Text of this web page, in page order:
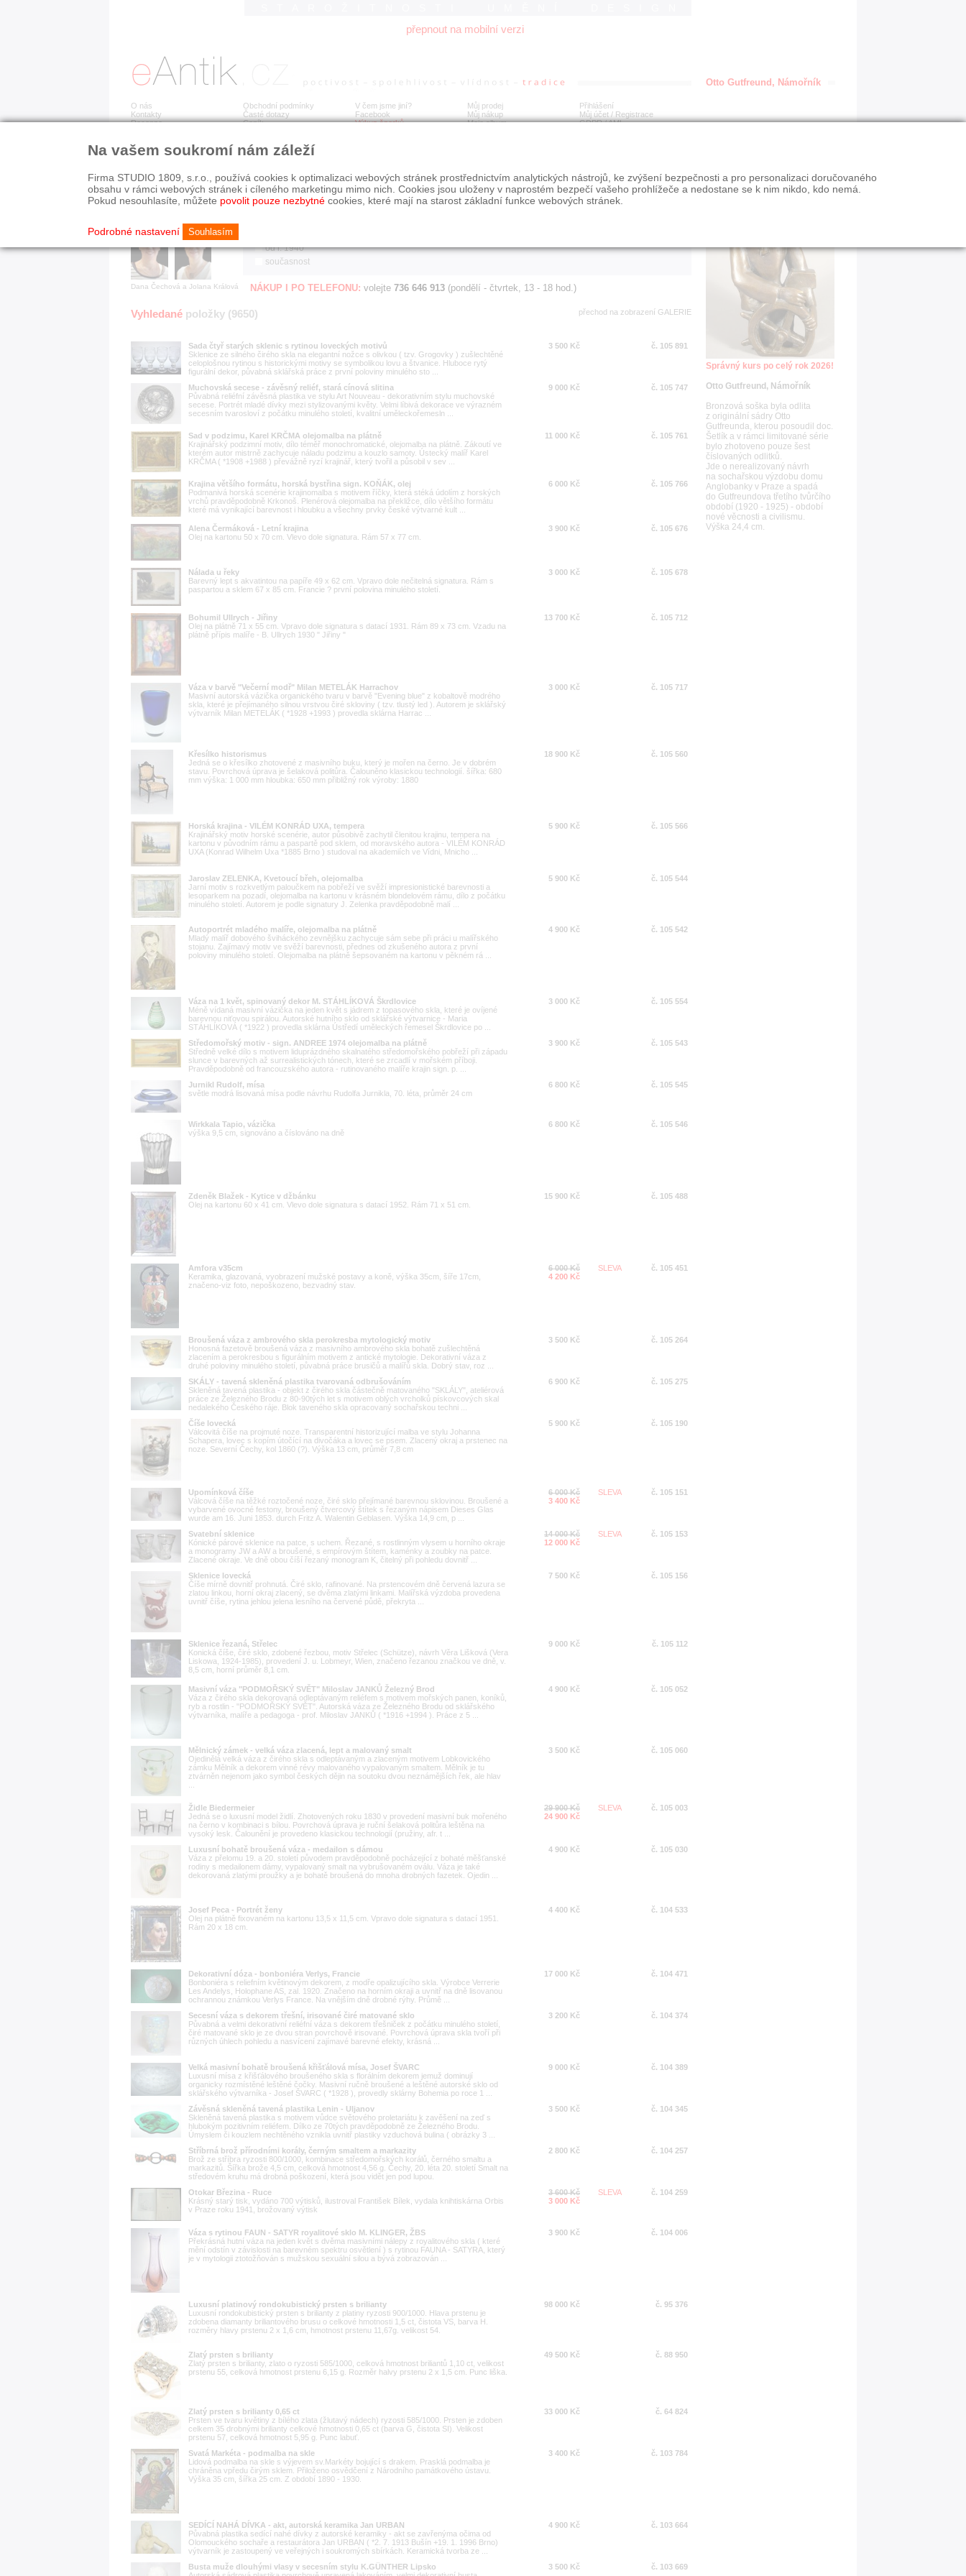
přepnout na mobilní verzi
O nás
Kontakty
Recenze
Obchodní podmínky
Časté dotazy
Ceník
V čem jsme jiní?
Facebook
Výkup šperků
Můj prodej
Můj nákup
Moje album
Přihlášení
Můj účet / Registrace
GDPR/AML
Jsme prověřená firma
Zákazníci u nás oceňují:
■ odborné zázemí
■ bezpečné prostředí
Dana Čechová a Jolana Králová
RYCHLÉ HLEDÁNÍ
HISTORICKÉ OBDOBÍ
všechno
před r. 1800
od r. 1940
současnost
STÁŘÍ NABÍDKY
všechno
jen poslední den
ŘAZENÍ
nejnovější napřed
podle cen sestupně
SLEVY
jen slevy
NÁKUP I PO TELEFONU: volejte 736 646 913 (pondělí - čtvrtek, 13 - 18 hod.)
Vyhledané položky (9650) přechod na zobrazení GALERIE
Sada čtyř starých sklenic s rytinou loveckých motivů
Sklenice ze silného čirého skla na elegantní nožce s olivkou ( tzv. Grogovky ) zušlechtěné
celoplošnou rytinou s historickými motivy se symbolikou lovu a štvanice. Hluboce rytý
figurální dekor, půvabná sklářská práce z první poloviny minulého sto ...
3 500 Kč č. 105 891
Muchovská secese - závěsný reliéf, stará cínová slitina
Půvabná reliéfní závěsná plastika ve stylu Art Nouveau - dekorativním stylu muchovské
secese. Portrét mladé dívky mezi stylizovanými květy. Velmi líbivá dekorace ve výrazném
secesním tvarosloví z počátku minulého století, kvalitní uměleckořemesln ...
9 000 Kč č. 105 747
Sad v podzimu, Karel KRČMA olejomalba na plátně
Krajinářský podzimní motiv, dílo téměř monochromatické, olejomalba na plátně. Zákoutí ve
kterém autor mistrně zachycuje náladu podzimu a kouzlo samoty. Ústecký malíř Karel
KRČMA ( *1908 +1988 ) převážně ryzí krajinář, který tvořil a působil v sev ...
11 000 Kč č. 105 761
Krajina většího formátu, horská bystřina sign. KOŇÁK, olej
Podmanivá horská scenérie krajinomalba s motivem říčky, která stéká údolím z horských
vrchů pravděpodobně Krkonoš. Plenérová olejomalba na překližce, dílo většího formátu
které má vynikající barevnost i hloubku a všechny prvky české výtvarné kult ...
6 000 Kč č. 105 766
Alena Čermáková - Letní krajina
Olej na kartonu 50 x 70 cm. Vlevo dole signatura. Rám 57 x 77 cm.
3 900 Kč č. 105 676
Nálada u řeky
Barevný lept s akvatintou na papíře 49 x 62 cm. Vpravo dole nečitelná signatura. Rám s
paspartou a sklem 67 x 85 cm. Francie ? první polovina minulého století.
3 000 Kč č. 105 678
Bohumil Ullrych - Jiřiny
Olej na plátně 71 x 55 cm. Vpravo dole signatura s datací 1931. Rám 89 x 73 cm. Vzadu na
plátně přípis malíře - B. Ullrych 1930 " Jiřiny "
13 700 Kč č. 105 712
Váza v barvě "Večerní modř" Milan METELÁK Harrachov
Masivní autorská vázička organického tvaru v barvě "Evening blue" z kobaltově modrého
skla, které je přejímaného silnou vrstvou čiré skloviny ( tzv. tlustý led ). Autorem je sklářský
výtvarník Milan METELÁK ( *1928 +1993 ) provedla sklárna Harrac ...
3 000 Kč č. 105 717
Křesílko historismus
Jedná se o křesílko zhotovené z masivního buku, který je mořen na černo. Je v dobrém
stavu. Povrchová úprava je šelaková politůra. Čalouněno klasickou technologií. šířka: 680
mm výška: 1 000 mm hloubka: 650 mm přibližný rok výroby: 1880
18 900 Kč č. 105 560
Horská krajina - VILÉM KONRÁD UXA, tempera
Krajinářský motiv horské scenérie, autor působivě zachytil členitou krajinu, tempera na
kartonu v původním rámu a paspartě pod sklem, od moravského autora - VILÉM KONRÁD
UXA (Konrad Wilhelm Uxa *1885 Brno ) studoval na akademiích ve Vídni, Mnicho ...
5 900 Kč č. 105 566
Jaroslav ZELENKA, Kvetoucí břeh, olejomalba
Jarní motiv s rozkvetlým paloučkem na pobřeží ve svěží impresionistické barevnosti a
lesoparkem na pozadí, olejomalba na kartonu v krásném blondelovém rámu, dílo z počátku
minulého století. Autorem je podle signatury J. Zelenka pravděpodobně malí ...
5 900 Kč č. 105 544
Autoportrét mladého malíře, olejomalba na plátně
Mladý malíř dobového šviháckého zevnějšku zachycuje sám sebe při práci u malířského
stojanu. Zajímavý motiv ve svěží barevnosti, přednes od zkušeného autora z první
poloviny minulého století. Olejomalba na plátně šepsovaném na kartonu v pěkném rá ...
4 900 Kč č. 105 542
Váza na 1 květ, spinovaný dekor M. STÁHLÍKOVÁ Škrdlovice
Méně vídaná masivní vázička na jeden květ s jádrem z topasového skla, které je ovíjené
barevnou niťovou spirálou. Autorské hutního sklo od sklářské výtvarnice - Maria
STÁHLÍKOVÁ ( *1922 ) provedla sklárna Ústředí uměleckých řemesel Škrdlovice po ...
3 000 Kč č. 105 554
Středomořský motiv - sign. ANDREE 1974 olejomalba na plátně
Středně velké dílo s motivem liduprázdného skalnatého středomořského pobřeží při západu
slunce v barevných až surrealistických tónech, které se zrcadlí v mořském příboji.
Pravděpodobně od francouzského autora - rutinovaného malíře krajin sign. p. ...
3 900 Kč č. 105 543
Jurnikl Rudolf, mísa
světle modrá lisovaná mísa podle návrhu Rudolfa Jurnikla, 70. léta, průměr 24 cm
6 800 Kč č. 105 545
Wirkkala Tapio, vázička
výška 9,5 cm, signováno a číslováno na dně
6 800 Kč č. 105 546
Zdeněk Blažek - Kytice v džbánku
Olej na kartonu 60 x 41 cm. Vlevo dole signatura s datací 1952. Rám 71 x 51 cm.
15 900 Kč č. 105 488
Amfora v35cm
Keramika, glazovaná, vyobrazení mužské postavy a koně, výška 35cm, šíře 17cm,
značeno-viz foto, nepoškozeno, bezvadný stav.
6 000 Kč
4 200 Kč
SLEVA č. 105 451
Broušená váza z ambrového skla perokresba mytologický motiv
Honosná fazetově broušená váza z masivního ambrového skla bohatě zušlechtěná
zlacením a perokresbou s figurálním motivem z antické mytologie. Dekorativní váza z
druhé poloviny minulého století, půvabná práce brusičů a malířů skla. Dobrý stav, roz ...
3 500 Kč č. 105 264
SKÁLY - tavená skleněná plastika tvarovaná odbrušováním
Skleněná tavená plastika - objekt z čirého skla částečně matovaného "SKLÁLY", ateliérová
práce ze Železného Brodu z 80-90tých let s motivem oblých vrcholků pískovcových skal
nedalekého Českého ráje. Blok taveného skla opracovaný sochařskou techni ...
6 900 Kč č. 105 275
Číše lovecká
Válcovitá číše na projmuté noze. Transparentní historizující malba ve stylu Johanna
Schapera, lovec s kopím útočící na divočáka a lovec se psem. Zlacený okraj a prstenec na
noze. Severní Čechy, kol 1860 (?). Výška 13 cm, průměr 7,8 cm
5 900 Kč č. 105 190
Upomínková číše
Válcová číše na těžké roztočené noze, čiré sklo přejímané barevnou sklovinou. Broušené a
vybarvené ovocné festony, broušený čtvercový štítek s řezaným nápisem Dieses Glas
wurde am 16. Juni 1853. durch Fritz A. Walentin Geblasen. Výška 14,9 cm, p ...
6 000 Kč
3 400 Kč
SLEVA č. 105 151
Svatební sklenice
Kónické párové sklenice na patce, s uchem. Řezané, s rostlinným vlysem u horního okraje
a monogramy JW a AW a broušené, s empírovým štítem, kaménky a zoubky na patce.
Zlacené okraje. Ve dně obou číší řezaný monogram K, čitelný při pohledu dovnitř ...
14 000 Kč
12 000 Kč
SLEVA č. 105 153
Sklenice lovecká
Číše mírně dovnitř prohnutá. Čiré sklo, rafinované. Na prstencovém dně červená lazura se
zlatou linkou, horní okraj zlacený, se dvěma zlatými linkami. Malířská výzdoba provedena
uvnitř číše, rytina jehlou jelena lesního na červené půdě, překryta ...
7 500 Kč č. 105 156
Sklenice řezaná, Střelec
Konická číše, čiré sklo, zdobené řezbou, motiv Střelec (Schütze), návrh Věra Lišková (Vera
Liskowa, 1924-1985), provedení J. u. Lobmeyr, Wien, značeno řezanou značkou ve dně, v.
8,5 cm, horní průměr 8,1 cm.
9 000 Kč č. 105 112
Masivní váza "PODMOŘSKÝ SVĚT" Miloslav JANKŮ Železný Brod
Váza z čirého skla dekorovaná odleptávaným reliéfem s motivem mořských panen, koníků,
ryb a rostlin - "PODMOŘSKÝ SVĚT". Autorská váza ze Železného Brodu od sklářského
výtvarníka, malíře a pedagoga - prof. Miloslav JANKŮ ( *1916 +1994 ). Práce z 5 ...
4 900 Kč č. 105 052
Mělnický zámek - velká váza zlacená, lept a malovaný smalt
Ojedinělá velká váza z čirého skla s odleptávaným a zlaceným motivem Lobkovického
zámku Mělník a dekorem vinné révy malovaného vypalovaným smaltem. Mělník je tu
ztvárněn nejenom jako symbol českých dějin na soutoku dvou neznámějších řek, ale hlav
3 500 Kč č. 105 060
Židle Biedermeier
Jedná se o luxusní model židlí. Zhotovených roku 1830 v provedení masivní buk mořeného
na černo v kombinaci s bílou. Povrchová úprava je ruční šelaková politůra leštěna na
vysoký lesk. Čalounění je provedeno klasickou technologií (pružiny, afr. t ...
29 900 Kč
24 900 Kč
SLEVA č. 105 003
Luxusní bohatě broušená váza - medailon s dámou
Váza z přelomu 19. a 20. století původem pravděpodobně pocházející z bohaté měšťanské
rodiny s medailonem dámy, vypalovaný smalt na vybrušovaném oválu. Váza je také
dekorovaná zlatými proužky a je bohatě broušená do mnoha drobných fazetek. Ojedin ...
4 900 Kč č. 105 030
Josef Peca - Portrét ženy
Olej na plátně fixovaném na kartonu 13,5 x 11,5 cm. Vpravo dole signatura s datací 1951.
Rám 20 x 18 cm.
4 400 Kč č. 104 533
Dekorativní dóza - bonboniéra Verlys, Francie
Bonboniéra s reliefním květinovým dekorem, z modře opalizujícího skla. Výrobce Verrerie
Les Andelys, Holophane AS, zal. 1920. Značeno na horním okraji a uvnitř na dně lisovanou
ochrannou známkou Verlys France. Na vnějším dně drobné rýhy. Průmě ...
17 000 Kč č. 104 471
Secesní váza s dekorem třešní, irisované čiré matované sklo
Půvabná a velmi dekorativní reliéfní váza s dekorem třešniček z počátku minulého století,
čiré matované sklo je ze dvou stran povrchově irisované. Povrchová úprava skla tvoří při
různých úhlech pohledu a nasvícení zajímavé barevné efekty, krásná ...
3 200 Kč č. 104 374
Velká masivní bohatě broušená křišťálová mísa, Josef ŠVARC
Luxusní mísa z křišťálového broušeného skla s florálním dekorem jemuž dominují
organicky rozmístěné leštěné čočky. Masivní ručně broušené a leštěné autorské sklo od
sklářského výtvarníka - Josef ŠVARC ( *1928 ), provedly sklárny Bohemia po roce 1 ...
9 000 Kč č. 104 389
Závěsná skleněná tavená plastika Lenin - Uljanov
Skleněná tavená plastika s motivem vůdce světového proletariátu k zavěšení na zeď s
hlubokým pozitivním reliéfem. Dílko ze 70tých pravděpodobně ze Železného Brodu.
Úmyslem či kouzlem nechtěného vznikla uvnitř plastiky vzduchová bulina ( obrázky 3 ...
3 500 Kč č. 104 345
Stříbrná brož přírodními korály, černým smaltem a markazity
Brož ze stříbra ryzosti 800/1000, kombinace středomořských korálů, černého smaltu a
markazitů. Šířka brože 4,5 cm, celková hmotnost 4,56 g. Čechy, 20. léta 20. století Smalt na
středovém kruhu má drobná poškození, která jsou vidět jen pod lupou.
2 800 Kč č. 104 257
Otokar Březina - Ruce
Krásný starý tisk, vydáno 700 výtisků, ilustroval František Bílek, vydala knihtiskárna Orbis
v Praze roku 1941, brožovaný výtisk
3 600 Kč
3 000 Kč
SLEVA č. 104 259
Váza s rytinou FAUN - SATYR royalitové sklo M. KLINGER, ŽBS
Překrásná hutní váza na jeden květ s dvěma masivními nálepy z royalitového skla ( které
mění odstín v závislosti na barevném spektru osvětlení ) s rytinou FAUNA - SATYRA, který
je v mytologii ztotožňován s mužskou sexuální silou a bývá zobrazován ...
3 900 Kč č. 104 006
Luxusní platinový rondokubistický prsten s brilianty
Luxusní rondokubistický prsten s brilianty z platiny ryzosti 900/1000. Hlava prstenu je
zdobena diamanty briliantového brusu o celkové hmotnosti 1,5 ct, čistota VS, barva H.
rozměry hlavy prstenu 2 x 1,6 cm, hmotnost prstenu 11,67g. velikost 54.
98 000 Kč č. 95 376
Zlatý prsten s brilianty
Zlatý prsten s brilianty, zlato o ryzosti 585/1000, celková hmotnost briliantů 1,10 ct, velikost
prstenu 55, celková hmotnost prstenu 6,15 g. Rozměr halvy prstenu 2 x 1,5 cm. Punc liška.
49 500 Kč č. 88 950
Zlatý prsten s brilianty 0,65 ct
Prsten ve tvaru květiny z bílého zlata (žlutavý nádech) ryzosti 585/1000. Prsten je zdoben
celkem 35 drobnými brilianty celkové hmotnosti 0,65 ct (barva G, čistota SI). Velikost
prstenu 57, celková hmotnost 5,95 g. Punc labuť.
33 000 Kč č. 64 824
Svatá Markéta - podmalba na skle
Lidová podmalba na skle s výjevem sv.Markéty bojující s drakem. Prasklá podmalba je
chráněna vpředu čirým sklem. Přiloženo osvědčení z Národního památkového ústavu.
Výška 35 cm, šířka 25 cm. Z období 1890 - 1930.
3 400 Kč č. 103 784
SEDÍCÍ NAHÁ DÍVKA - akt, autorská keramika Jan URBAN
Půvabná plastika sedící nahé dívky z autorské keramiky - akt se zavřenýma očima od
Olomouckého sochaře a restaurátora Jan URBAN ( *2. 7. 1913 Bušín +19. 1. 1996 Brno)
výtvarník je zastoupený ve veřejných i soukromých sbírkách. Keramická tvorba ze ...
4 900 Kč č. 103 664
Busta muže dlouhými vlasy v secesním stylu K.GÜNTHER Lipsko
3 500 Kč č. 103 669
Otto Gutfreund, Námořník
Správný kurs po celý rok 2026!
Otto Gutfreund, Námořník
Bronzová soška byla odlita
z originální sádry Otto
Gutfreunda, kterou posoudil doc.
Šetlík a v rámci limitované série
bylo zhotoveno pouze šest
číslovaných odlitků.
Jde o nerealizovaný návrh
na sochařskou výzdobu domu
Anglobanky v Praze a spadá
do Gutfreundova třetího tvůrčího
období (1920 - 1925) - období
nové věcnosti a civilismu.
Výška 24,4 cm.
Na vašem soukromí nám záleží
Firma STUDIO 1809, s.r.o., používá cookies k optimalizaci webových stránek prostřednictvím analytických nástrojů, ke zvýšení bezpečnosti a pro personalizaci doručovaného
obsahu v rámci webových stránek i cíleného marketingu mimo nich. Cookies jsou uloženy v naprostém bezpečí vašeho prohlížeče a nedostane se k nim nikdo, kdo nemá.
Pokud nesouhlasíte, můžete povolit pouze nezbytné cookies, které mají na starost základní funkce webových stránek.
Podrobné nastavení Souhlasím